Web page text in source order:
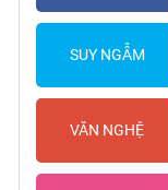
SUY NGẪM
VĂN NGHỆ